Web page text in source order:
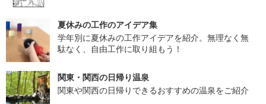
夏休みの工作のアイデア集
学年別に夏休みの工作アイデアを紹介。無理なく無
駄なく、自由工作に取り組もう！
関東・関西の日帰り温泉
関東や関西の日帰りできるおすすめの温泉をご紹介